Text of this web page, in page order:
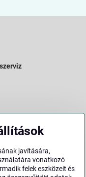
javítására,
vonatkozó
felek eszközeit és